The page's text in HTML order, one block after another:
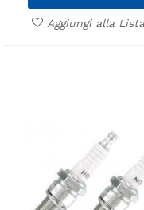
Aggiungi alla